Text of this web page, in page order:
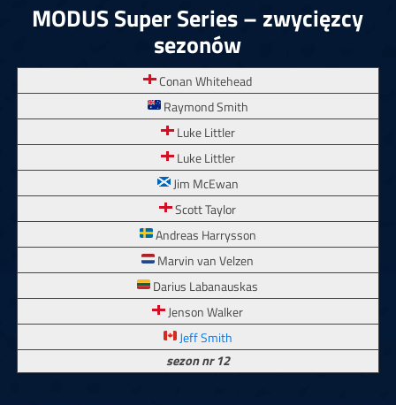
MODUS Super Series – zwycięzcy
sezonów
Conan Whitehead
Raymond Smith
Luke Littler
Luke Littler
Jim McEwan
Scott Taylor
Andreas Harrysson
Marvin van Velzen
Darius Labanauskas
Jenson Walker
Jeff Smith
sezon nr 12